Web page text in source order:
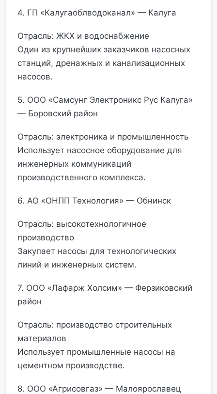
4. ГП «Калугаоблводоканал» — Калуга
Отрасль: ЖКХ и водоснабжение
Один из крупнейших заказчиков насосных
станций, дренажных и канализационных
насосов.
5. ООО «Самсунг Электроникс Рус Калуга»
— Боровский район
Отрасль: электроника и промышленность
Использует насосное оборудование для
инженерных коммуникаций
производственного комплекса.
6. АО «ОНПП Технология» — Обнинск
Отрасль: высокотехнологичное
производство
Закупает насосы для технологических
линий и инженерных систем.
7. ООО «Лафарж Холсим» — Ферзиковский
район
Отрасль: производство строительных
материалов
Использует промышленные насосы на
цементном производстве.
8. ООО «Агрисовгаз» — Малоярославец